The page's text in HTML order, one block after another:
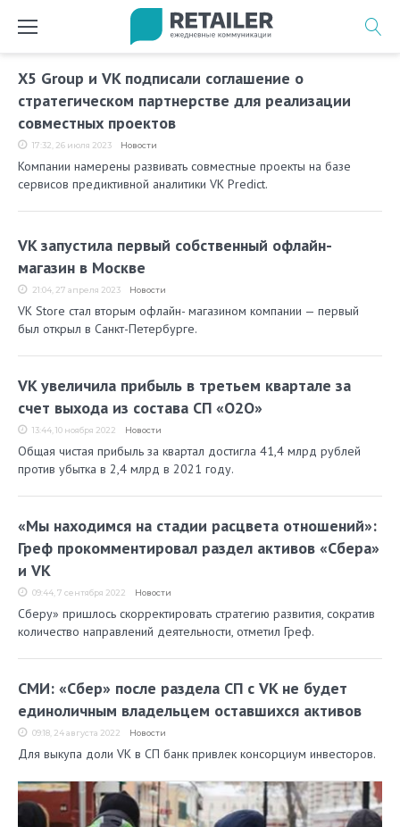
Метка:
Mail.ru
Group
X5 Group и VK подписали соглашение о
стратегическом партнерстве для реализации
совместных проектов
17:32, 26 июля 2023 Новости
Компании намерены развивать совместные проекты на базе
сервисов предиктивной аналитики VK Predict.
VK запустила первый собственный офлайн-
магазин в Москве
21:04, 27 апреля 2023 Новости
VK Store стал вторым офлайн- магазином компании — первый
был открыл в Санкт-Петербурге.
VK увеличила прибыль в третьем квартале за
счет выхода из состава СП «O2O»
13:44, 10 ноября 2022 Новости
Общая чистая прибыль за квартал достигла 41,4 млрд рублей
против убытка в 2,4 млрд в 2021 году.
«Мы находимся на стадии расцвета отношений»:
Греф прокомментировал раздел активов «Сбера»
и VK
09:44, 7 сентября 2022 Новости
Сберу» пришлось скорректировать стратегию развития, сократив
количество направлений деятельности, отметил Греф.
СМИ: «Сбер» после раздела СП с VK не будет
единоличным владельцем оставшихся активов
09:18, 24 августа 2022 Новости
Для выкупа доли VK в СП банк привлек консорциум инвесторов.